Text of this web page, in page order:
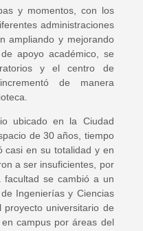
y momentos, con los
administraciones
ampliando y mejorando
apoyo académico, se
y el centro de
de manera
ubicado en la Ciudad
de 30 años, tiempo
casi en su totalidad y en
a ser insuficientes, por
se cambió a un
Ingenierías y Ciencias
proyecto universitario de
campus por áreas del